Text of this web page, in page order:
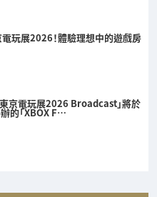
電玩展2026！體驗理想中的遊戲房
京電玩展2026 Broadcast」將於
的「XBOX F…